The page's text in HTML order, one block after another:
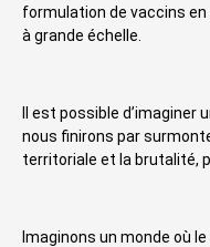
formulation de vaccins
à grande échelle.
Il est possible d’imaginer
nous finirons par
territoriale et la brutalité,
Imaginons un monde où